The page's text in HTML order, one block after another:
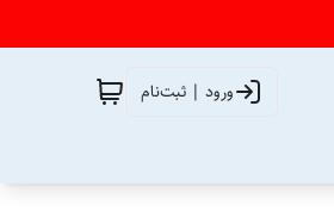
ورود | ثبت‌نام